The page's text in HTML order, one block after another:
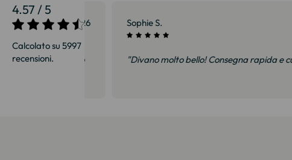
4.57 / 5
Calcolato su 5997
recensioni.
27/07/2026
e soprattutto
Sophie S.
"Divano molto bello! Consegna rapida e curata."